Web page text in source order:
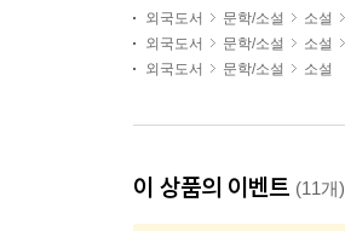
외국도서 문학/소설 소설
외국도서
문학/소설 소설
외국도서
문학/소설 소설
이 상품의 이벤트 (11개)